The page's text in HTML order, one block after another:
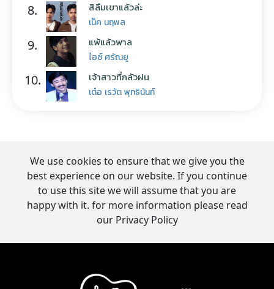
8. สิลืมเขาแล้วล่ะ
เน็ค นฤพล
9. แพ้แล้วพาล
ไอซ์ ศรัณยู
10. เจ้าสาวที่กลัวฝน
เต๋อ เรวัต พุทธินันท์
We use cookies to ensure that we give you the
best experience on our website. If you continue
to use this site we will assume that you are
happy with it. for more information please read
our Privacy Policy